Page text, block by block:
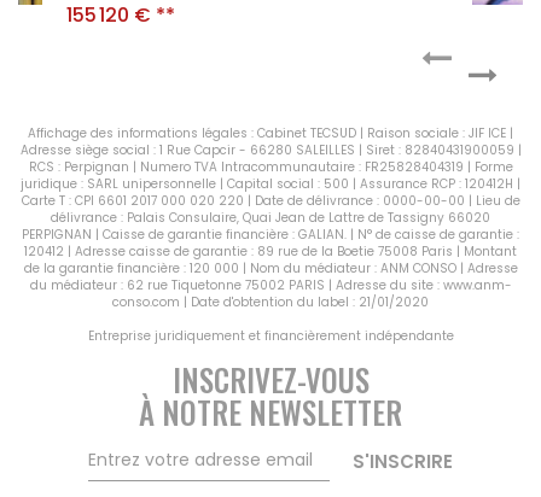
166 200 € **
Affichage des informations légales : Cabinet TECSUD | Raison sociale : JIF ICE |
Adresse siège social : 1 Rue Capcir - 66280 SALEILLES | Siret : 82840431900059 |
RCS : Perpignan | Numero TVA Intracommunautaire : FR25828404319 | Forme
juridique : SARL unipersonnelle | Capital social : 500 | Assurance RCP : 120412H |
Carte T : CPI 6601 2017 000 020 220 | Date de délivrance : 0000-00-00 | Lieu de
délivrance : Palais Consulaire, Quai Jean de Lattre de Tassigny 66020
PERPIGNAN | Caisse de garantie financière : GALIAN. | N° de caisse de garantie :
120412 | Adresse caisse de garantie : 89 rue de la Boetie 75008 Paris | Montant
de la garantie financière : 120 000 | Nom du médiateur : ANM CONSO | Adresse
du médiateur : 62 rue Tiquetonne 75002 PARIS | Adresse du site : www.anm-
conso.com | Date d'obtention du label : 21/01/2020
Entreprise juridiquement et financièrement indépendante
INSCRIVEZ-VOUS
À NOTRE NEWSLETTER
S'INSCRIRE